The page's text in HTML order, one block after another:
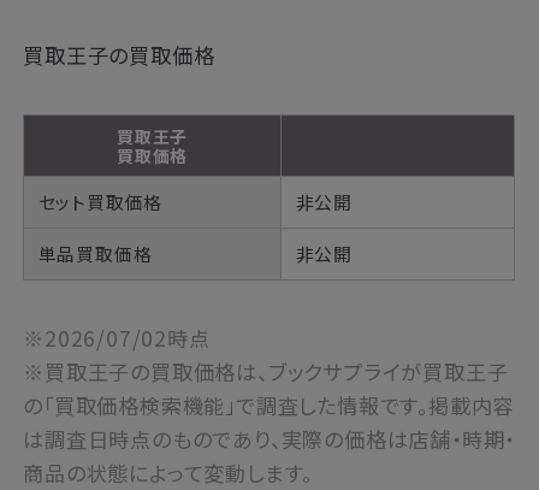
買取王子の買取価格
買取王子
買取価格
セット買取価格 非公開
単品買取価格 非公開
※2026/07/02時点
※買取王子の買取価格は、ブックサプライが買取王子
の「買取価格検索機能」で調査した情報です。掲載内容
は調査日時点のものであり、実際の価格は店舗・時期・
商品の状態によって変動します。